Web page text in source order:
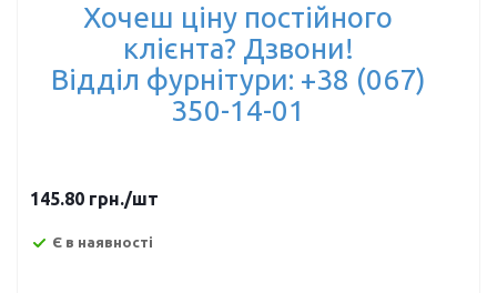
Хочеш ціну постійного
клієнта? Дзвони!
Відділ фурнітури: +38 (067)
350-14-01
145.80 грн./шт
Є в наявності